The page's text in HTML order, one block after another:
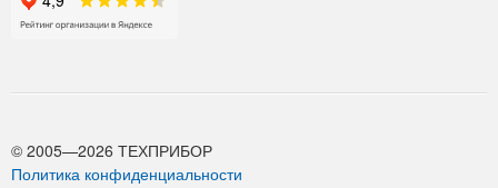
© 2005—2026 ТЕХПРИБОР
Политика конфиденциальности